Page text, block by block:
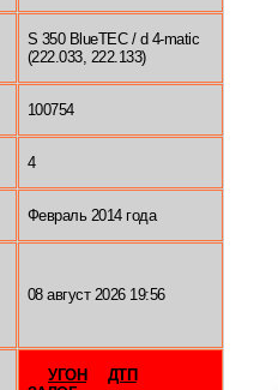
S 350 BlueTEC / d 4-matic
(222.033, 222.133)
100754
4
Февраль 2014 года
08 август 2026 19:56
УГОН
ДТП